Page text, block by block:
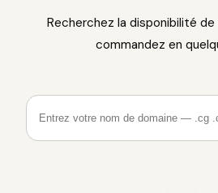
Recherchez la disponibilité
commandez en